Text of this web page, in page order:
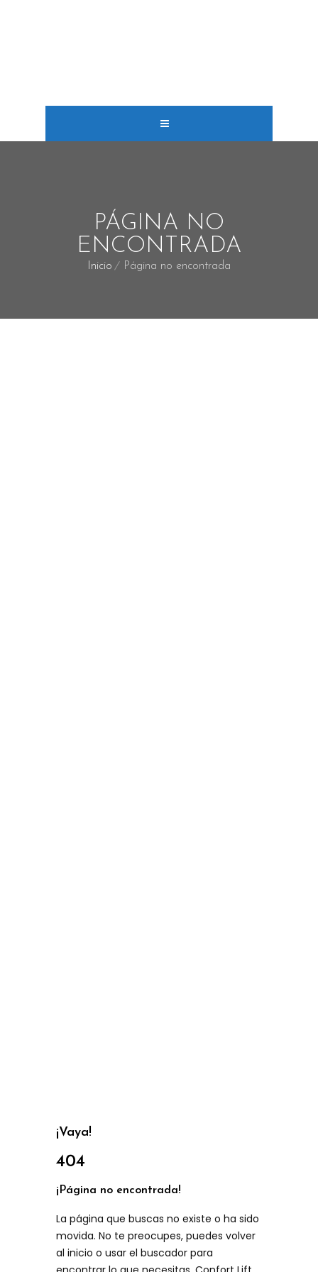
PÁGINA NO
ENCONTRADA
Inicio Página no encontrada
¡Vaya!
404
¡Página no encontrada!
La página que buscas no existe o ha sido
movida. No te preocupes, puedes volver
al inicio o usar el buscador para